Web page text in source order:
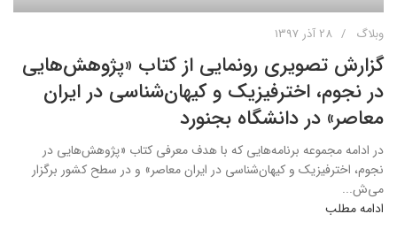
وبلاگ 28 آذر 1397
گزارش تصویری رونمایی از کتاب «پژوهش‌هایی
در نجوم، اخترفیزیک و کیهان‌شناسی در ایران
معاصر» در دانشگاه بجنورد
در ادامه مجموعه برنامه‌هایی که با هدف معرفی کتاب «پژوهش‌هایی در
نجوم، اخترفیزیک و کیهان‌شناسی در ایران معاصر» و در سطح کشور برگزار
می‌ش...
ادامه مطلب